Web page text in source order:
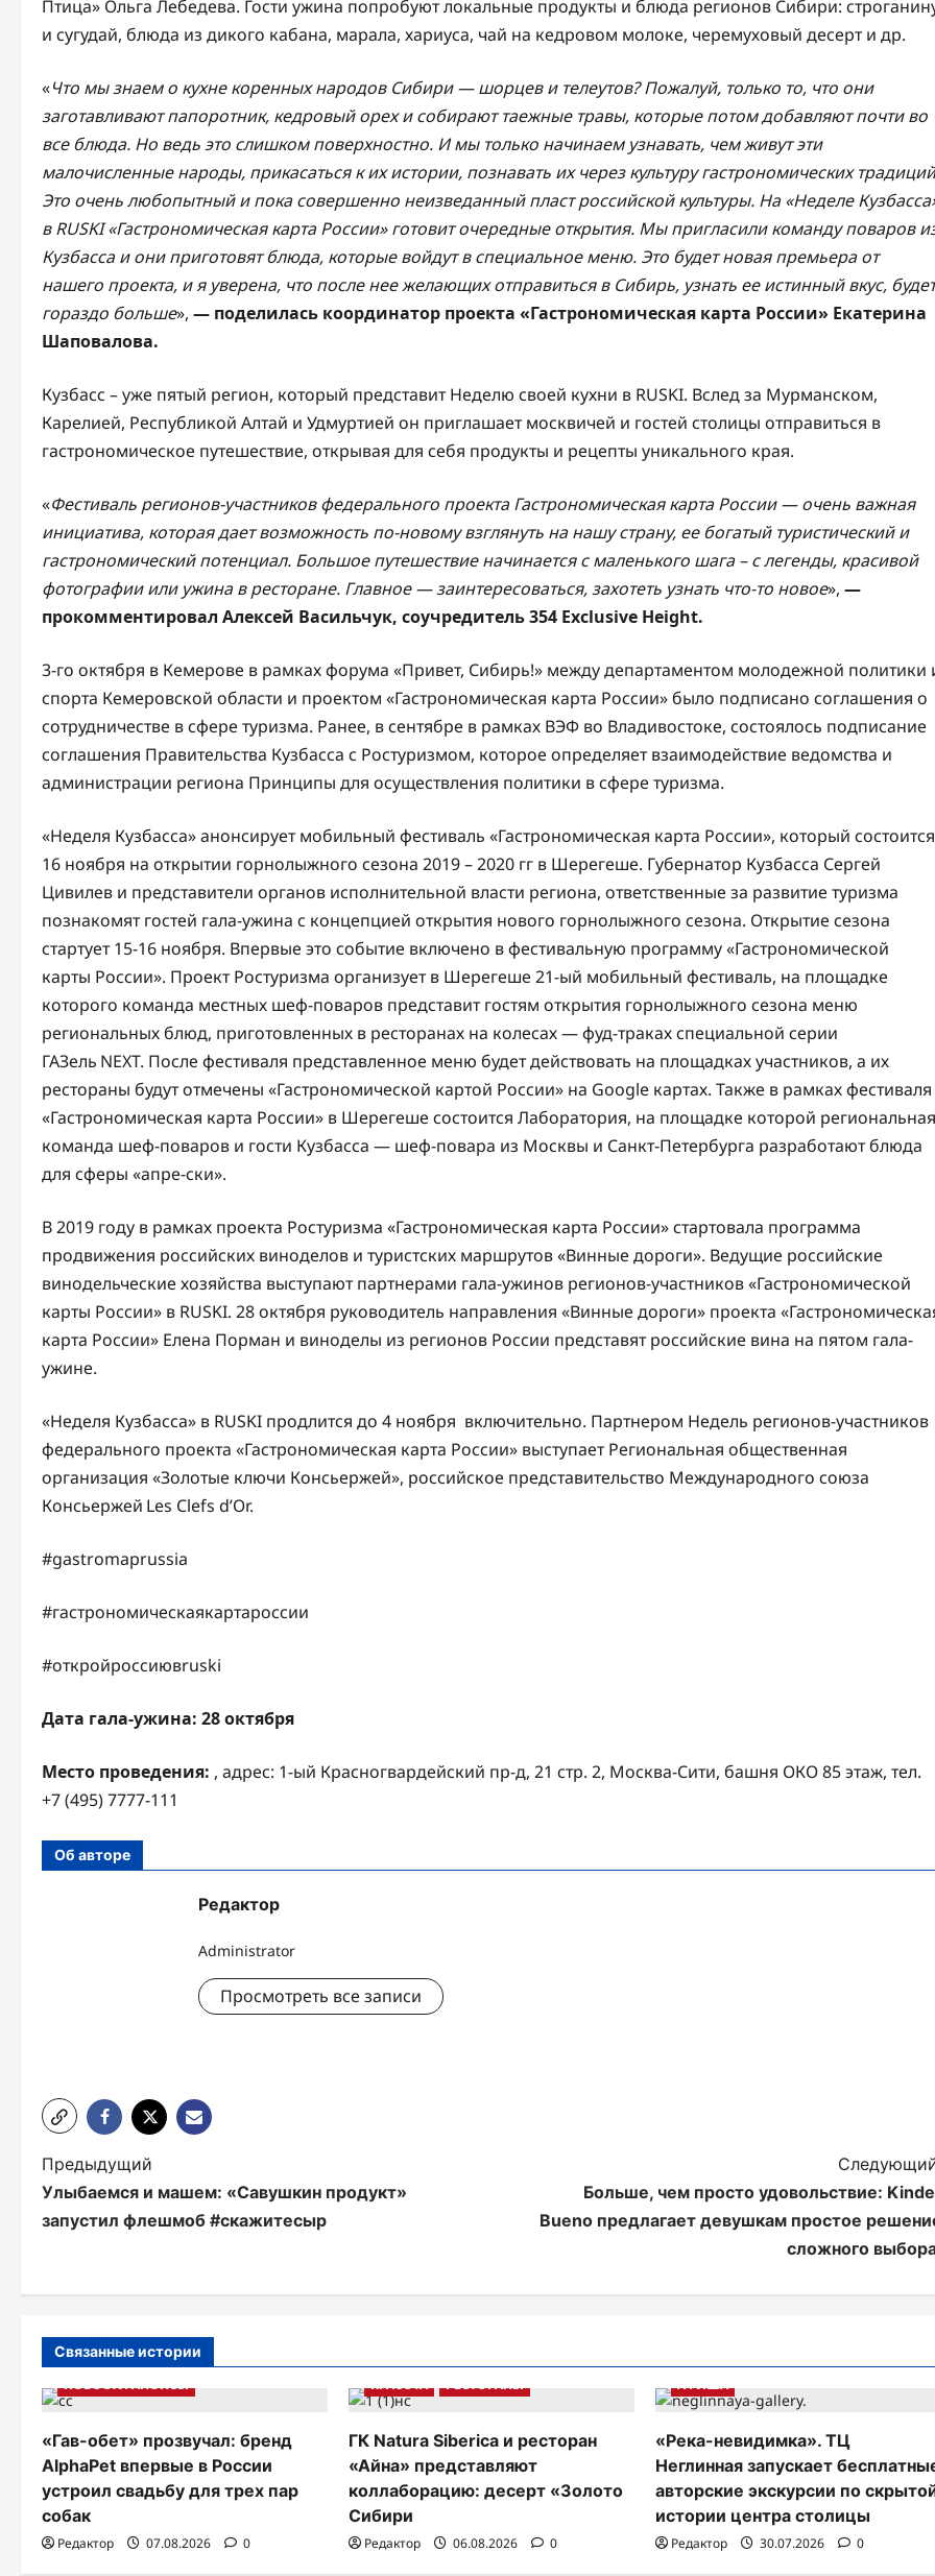
Птица» Ольга Лебедева. Гости ужина попробуют локальные продукты и блюда регионов Сибири:
и сугудай, блюда из дикого кабана, марала, хариуса, чай на кедровом молоке, черемуховый десерт и др.
«Что мы знаем о кухне коренных народов Сибири — шорцев и телеутов? Пожалуй, только то, что они
заготавливают папоротник, кедровый орех и собирают таежные травы, которые потом добавляют почти во
все блюда. Но ведь это слишком поверхностно. И мы только начинаем узнавать, чем живут эти
малочисленные народы, прикасаться к их истории, познавать их через культуру гастрономических
Это очень любопытный и пока совершенно неизведанный пласт российской культуры. На «Неделе
в RUSKI «Гастрономическая карта России» готовит очередные открытия. Мы пригласили команду поваров
Кузбасса и они приготовят блюда, которые войдут в специальное меню. Это будет новая премьера от
нашего проекта, и я уверена, что после нее желающих отправиться в Сибирь, узнать ее истинный вкус, будет
гораздо больше», — поделилась координатор проекта «Гастрономическая карта России» Екатерина
Шаповалова.
Кузбасс – уже пятый регион, который представит Неделю своей кухни в RUSKI. Вслед за Мурманском,
Карелией, Республикой Алтай и Удмуртией он приглашает москвичей и гостей столицы отправиться в
гастрономическое путешествие, открывая для себя продукты и рецепты уникального края.
«Фестиваль регионов-участников федерального проекта Гастрономическая карта России — очень важная
инициатива, которая дает возможность по-новому взглянуть на нашу страну, ее богатый туристический и
гастрономический потенциал. Большое путешествие начинается с маленького шага – с легенды, красивой
фотографии или ужина в ресторане. Главное — заинтересоваться, захотеть узнать что-то новое», —
прокомментировал Алексей Васильчук, соучредитель 354 Exclusive Height.
3-го октября в Кемерове в рамках форума «Привет, Сибирь!» между департаментом молодежной политики
спорта Кемеровской области и проектом «Гастрономическая карта России» было подписано соглашения о
сотрудничестве в сфере туризма. Ранее, в сентябре в рамках ВЭФ во Владивостоке, состоялось подписание
соглашения Правительства Кузбасса с Ростуризмом, которое определяет взаимодействие ведомства и
администрации региона Принципы для осуществления политики в сфере туризма.
«Неделя Кузбасса» анонсирует мобильный фестиваль «Гастрономическая карта России», который состоится
16 ноября на открытии горнолыжного сезона 2019 – 2020 гг в Шерегеше. Губернатор Кузбасса Сергей
Цивилев и представители органов исполнительной власти региона, ответственные за развитие туризма
познакомят гостей гала-ужина с концепцией открытия нового горнолыжного сезона. Открытие сезона
стартует 15-16 ноября. Впервые это событие включено в фестивальную программу «Гастрономической
карты России». Проект Ростуризма организует в Шерегеше 21-ый мобильный фестиваль, на площадке
которого команда местных шеф-поваров представит гостям открытия горнолыжного сезона меню
региональных блюд, приготовленных в ресторанах на колесах — фуд-траках специальной серии
ГАЗель NEXT. После фестиваля представленное меню будет действовать на площадках участников, а их
рестораны будут отмечены «Гастрономической картой России» на Google картах. Также в рамках фестиваля
«Гастрономическая карта России» в Шерегеше состоится Лаборатория, на площадке которой региональная
команда шеф-поваров и гости Кузбасса — шеф-повара из Москвы и Санкт-Петербурга разработают блюда
для сферы «апре-ски».
В 2019 году в рамках проекта Ростуризма «Гастрономическая карта России» стартовала программа
продвижения российских виноделов и туристских маршрутов «Винные дороги». Ведущие российские
винодельческие хозяйства выступают партнерами гала-ужинов регионов-участников «Гастрономической
карты России» в RUSKI. 28 октября руководитель направления «Винные дороги» проекта
карта России» Елена Порман и виноделы из регионов России представят российские вина на пятом гала-
ужине.
«Неделя Кузбасса» в RUSKI продлится до 4 ноября включительно. Партнером Недель регионов-участников
федерального проекта «Гастрономическая карта России» выступает Региональная общественная
организация «Золотые ключи Консьержей», российское представительство Международного союза
Консьержей Les Clefs d’Оr.
#gastromaprussia
#гастрономическаякартароссии
#откройроссиювruski
Дата гала-ужина: 28 октября
Место проведения: , адрес: 1-ый Красногвардейский пр-д, 21 стр. 2, Москва-Сити, башня ОКО 85 этаж, тел.
+7 (495) 7777-111
Об авторе
Редактор
Administrator
Просмотреть все записи
Н
а
а
ц
и
я
п
о
Предыдущий
Улыбаемся и машем: «Савушкин продукт»
запустил флешмоб #cкажитесыр
Больше, чем просто удовольствие:
Bueno предлагает девушкам простое
сложного
Связанные истории
НОВОСТИ АНОНСЫ
«Гав-обет» прозвучал: бренд
AlphaPet впервые в России
устроил свадьбу для трех пар
собак
Редактор 07.08.2026 0
КРАСОТА РЕСТОРАНЫ
ГК Natura Siberica и ресторан
«Айна» представляют
коллаборацию: десерт «Золото
Сибири
Редактор 06.08.2026 0
АФИША
«Река-невидимка». ТЦ
Неглинная запускает
авторские экскурсии по
истории центра столицы
Редактор 30.07.2026 0